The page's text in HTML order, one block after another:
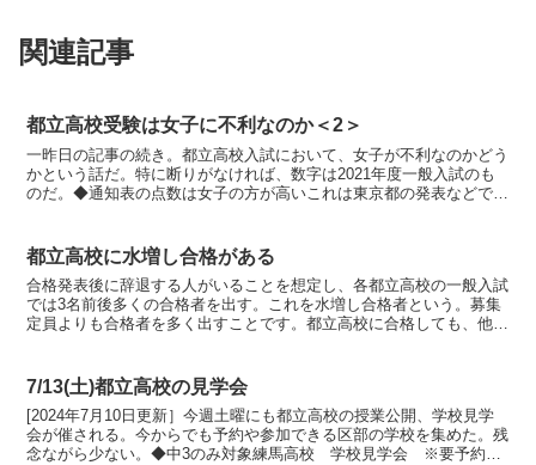
関連記事
都立高校受験は女子に不利なのか＜2＞
一昨日の記事の続き。都立高校入試において、女子が不利なのかどう
かという話だ。特に断りがなければ、数字は2021年度一般入試のも
のだ。◆通知表の点数は女子の方が高いこれは東京都の発表などでは
都立高校に水増し合格がある
合格発表後に辞退する人がいることを想定し、各都立高校の一般入試
では3名前後多くの合格者を出す。これを水増し合格者という。募集
定員よりも合格者を多く出すことです。都立高校に合格しても、他の
7/13(土)都立高校の見学会
[2024年7月10日更新］今週土曜にも都立高校の授業公開、学校見学
会が催される。今からでも予約や参加できる区部の学校を集めた。残
念ながら少ない。◆中3のみ対象練馬高校 学校見学会 ※要予約◆